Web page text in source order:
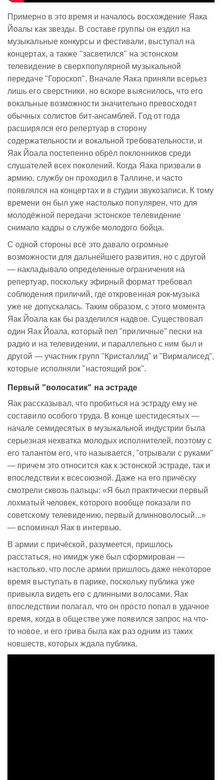
Примерно в это время и началось восхождение Яака
Йоалы как звезды. В составе группы он ездил на
музыкальные конкурсы и фестивали, выступал на
концертах, а также "засветился" на эстонском
телевидение в сверхпопулярной музыкальной
передаче "Гороскоп". Вначале Яака приняли всерьез
лишь его сверстники, но вскоре выяснилось, что его
вокальные возможности значительно превосходят
обычных солистов бит-ансамблей. Год от года
расширялся его репертуар в сторону
содержательности и вокальной требовательности, и
Яак Йоала постепенно обрёл поклонников среди
слушателей всех поколений. Когда Яака призвали в
армию, службу он проходил в Таллине, и часто
появлялся на концертах и в студии звукозаписи. К тому
времени он был уже настолько популярен, что для
молодёжной передачи эстонское телевидение
снимало кадры о службе молодого бойца.
С одной стороны всё это давало огромные
возможности для дальнейшего развития, но с другой
— накладывало определенные ограничения на
репертуар, поскольку эфирный формат требовал
соблюдения приличий, где откровенная рок-музыка
уже не допускалась. Таким образом, с этого момента
Яак Йоала как бы разделился надвое. Существовал
один Яак Йоала, который пел "приличные" песни на
радио и на телевидении, и параллельно с ним был и
другой — участник групп "Кристаллид" и "Вирмалисед",
которые исполняли "настоящий рок".
Первый "волосатик" на эстраде
Яак рассказывал, что пробиться на эстраду ему не
составило особого труда. В конце шестидесятых —
начале семидесятых в музыкальной индустрии была
серьезная нехватка молодых исполнителей, поэтому с
его талантом его, что называется, "отрывали с руками"
— причем это относится как к эстонской эстраде, так и
впоследствии к всесоюзной. Даже на его причёску
смотрели сквозь пальцы: «Я был практически первый
лохматый человек, которого вообще показали по
советскому телевидению, первый длинноволосый...»
— вспоминал Яак в интервью.
В армии с причёской, разумеется, пришлось
расстаться, но имидж уже был сформирован —
настолько, что после армии пришлось даже некоторое
время выступать в парике, поскольку публика уже
привыкла видеть его с длинными волосами. Яак
впоследствии полагал, что он просто попал в удачное
время, когда в обществе уже появился запрос на что-
то новое, и его грива была как раз одним из таких
новшеств, которых ждала публика.